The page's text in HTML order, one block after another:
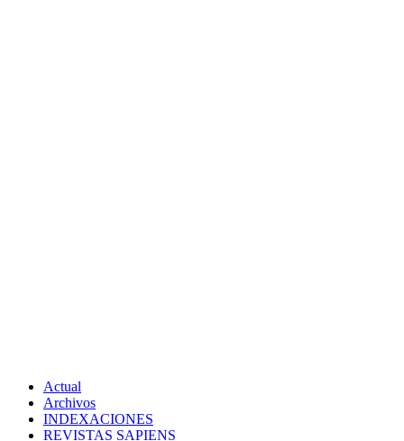
Actual
Archivos
INDEXACIONES
REVISTAS SAPIENS